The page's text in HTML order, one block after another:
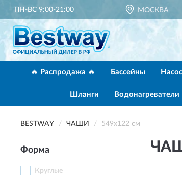
ПН-ВС 9:00-21:00 МОСКВА
🔥 Распродажа 🔥 Бассейны
Шланги Водонагреватели
BESTWAY ЧАШИ 549х122 см
Форма
Круглые